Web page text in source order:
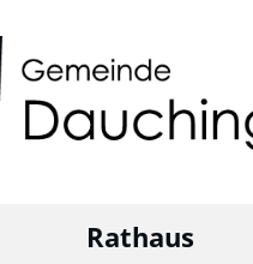
Rathaus